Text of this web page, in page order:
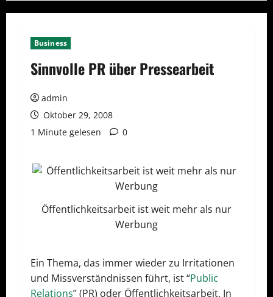
Business
Sinnvolle PR über Pressearbeit
admin
Oktober 29, 2008
1 Minute gelesen
0
Öffentlichkeitsarbeit ist weit mehr als nur
Werbung
Ein Thema, das immer wieder zu Irritationen
und Missverständnissen führt, ist “Public
Relations” (PR) oder Öffentlichkeitsarbeit. In